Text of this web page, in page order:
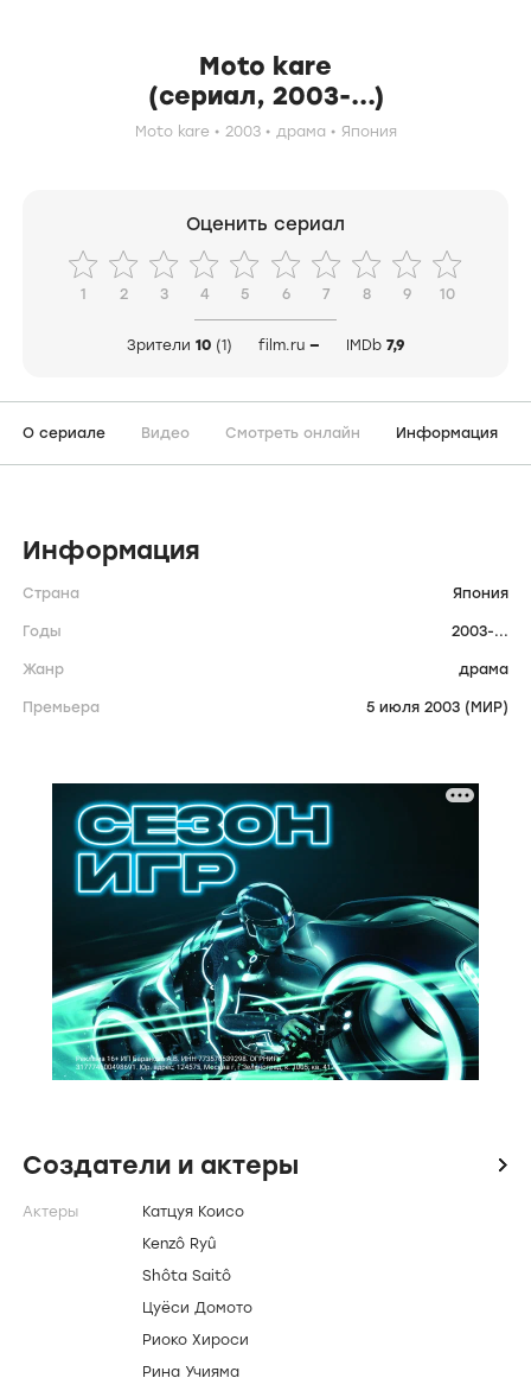
Moto kare
(сериал, 2003-...)
Moto kare 2003 драма Япония
Оценить сериал
1 2 3 4 5 6 7 8 9 10
Зрители 10 (1) film.ru — IMDb 7,9
О сериале Видео Смотреть онлайн Информация
Информация
Страна Япония
Годы 2003-...
Жанр драма
Премьера 5 июля 2003 (МИР)
Создатели и актеры icon
Актеры
Катцуя Коисо
Kenzô Ryû
Shôta Saitô
Цуёси Домото
Риоко Хироси
Рина Учияма